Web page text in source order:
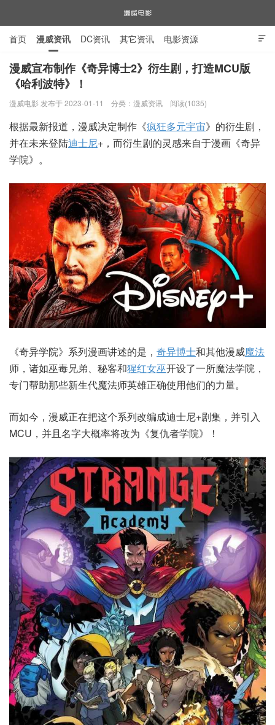
漫威电影

首页 漫威资讯 DC资讯 其它资讯 电影资源
电视剧资源 漫威图片
漫威宣布制作《奇异博士2》衍生剧，打造MCU版
《哈利波特》！
漫威电影 发布于 2023-01-11 分类： 漫威资讯 阅读(1035)
根据最新报道，漫威决定制作《疯狂多元宇宙》的衍生剧，
并在未来登陆迪士尼+，而衍生剧的灵感来自于漫画《奇异
学院》。
《奇异学院》系列漫画讲述的是， 奇异博士和其他漫威魔法
师，诸如巫毒兄弟、秘客和猩红女巫开设了一所魔法学院，
专门帮助那些新生代魔法师英雄正确使用他们的力量。
而如今，漫威正在把这个系列改编成迪士尼+剧集，并引入
MCU，并且名字大概率将改为《复仇者学院》！